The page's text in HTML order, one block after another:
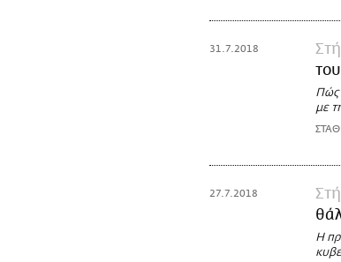
31.7.2018
Πώς
με
27.7.2018
Η